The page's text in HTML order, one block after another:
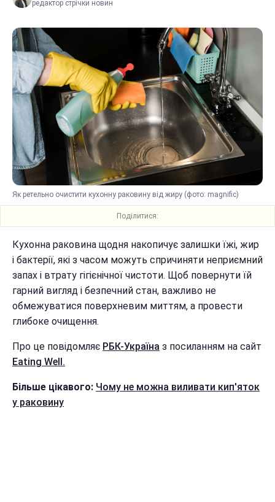
редактор стрічки новин
Як ретельно очистити кухонну раковину від жиру (фото: magnific)
Поділитися:
Кухонна раковина щодня накопичує залишки їжі, жир
і бактерії, які з часом можуть спричиняти неприємний
запах і втрату гігієнічної чистоти. Щоб повернути їй
гарний вигляд і безпечний стан, важливо не
обмежуватися поверхневим миттям, а провести
глибоке очищення.
Про це повідомляє РБК-Україна з посиланням на сайт
Eating Well.
Більше цікавого: Чому не можна виливати кип'яток
у раковину